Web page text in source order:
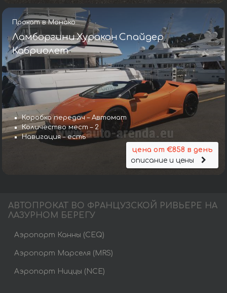
Прокат в Монако
Ламборгини Хуракан Спайдер
Кабриолет
Коробка передач – Автомат
Количество мест – 2
Навигация – есть
цена от €858 в день
описание и цены
АВТОПРОКАТ ВО ФРАНЦУЗСКОЙ РИВЬЕРЕ НА
ЛАЗУРНОМ БЕРЕГУ
Аэропорт Канны (CEQ)
Аэропорт Марселя (MRS)
Аэропорт Ниццы (NCE)